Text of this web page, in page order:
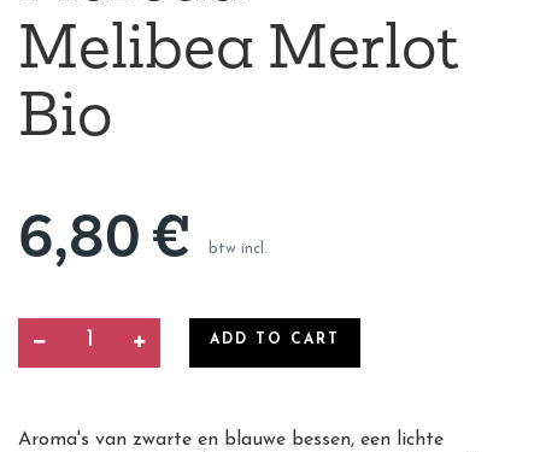
Melibea Merlot
Bio
6,80€ btw incl.
ADD TO CART
Aroma's van zwarte en blauwe bessen, een lichte